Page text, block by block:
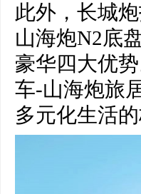
此外，长城
山海炮N2底
豪华四大优
车-山海炮旅
多元化生活的